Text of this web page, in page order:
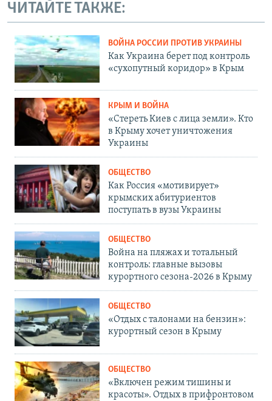
ЧИТАЙТЕ ТАКЖЕ:
ВОЙНА РОССИИ ПРОТИВ УКРАИНЫ
Как Украина берет под контроль
«сухопутный коридор» в Крым
КРЫМ И ВОЙНА
«Стереть Киев с лица земли». Кто
в Крыму хочет уничтожения
Украины
ОБЩЕСТВО
Как Россия «мотивирует»
крымских абитуриентов
поступать в вузы Украины
ОБЩЕСТВО
Война на пляжах и тотальный
контроль: главные вызовы
курортного сезона-2026 в Крыму
ОБЩЕСТВО
«Отдых с талонами на бензин»:
курортный сезон в Крыму
ОБЩЕСТВО
«Включен режим тишины и
красоты». Отдых в прифронтовом